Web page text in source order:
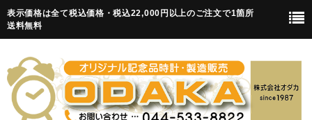
表示価格は全て税込価格・税込22,000円以上のご注文で1箇所
送料無料